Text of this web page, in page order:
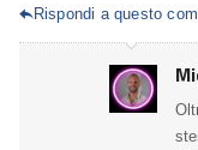
Rispondi a questo